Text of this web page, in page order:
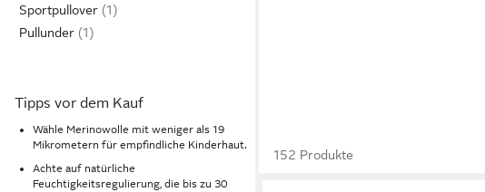
Sportpullover
Pullunder
Tipps vor dem Kauf
Wähle Merinowolle mit weniger als 19
Mikrometern für empfindliche Kinderhaut.
Achte auf natürliche
Feuchtigkeitsregulierung, die bis zu 30
152 Produkte